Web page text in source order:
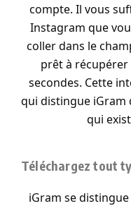
compte. Il vous
Instagram que
coller dans le
prêt à
secondes. Cette
qui distingue iGram
qui
Téléchargez tout
iGram se